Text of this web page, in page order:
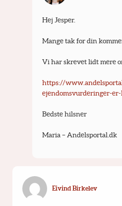
Hej Jesper.
Mange tak for din
Vi har skrevet lidt mere
https://
ejendomsvurderinger-
Bedste hilsner
Maria – Andelsportal.dk
Eivind Birkelev